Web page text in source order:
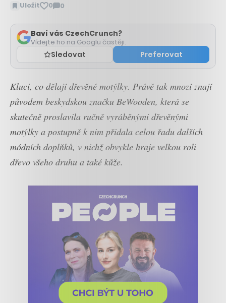
Uložit 0 0
Zobrazit
Baví vás CzechCrunch?
Vídejte ho na Googlu častěji.
Sledovat Preferovat
Kluci, co dělají dřevěné motýlky. Právě tak mnozí znají
původem beskydskou značku BeWooden, která se
skutečně proslavila ručně vyráběnými dřevěnými
motýlky a postupně k nim přidala celou řadu dalších
módních doplňků, v nichž obvykle hraje velkou roli
dřevo všeho druhu a také kůže.